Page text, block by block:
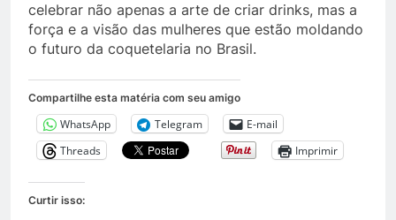
celebrar não apenas a arte de criar drinks, mas a
força e a visão das mulheres que estão moldando
o futuro da coquetelaria no Brasil.
Compartilhe esta matéria com seu amigo
WhatsApp Telegram
E-mail
Threads
Imprimir
Curtir isso: